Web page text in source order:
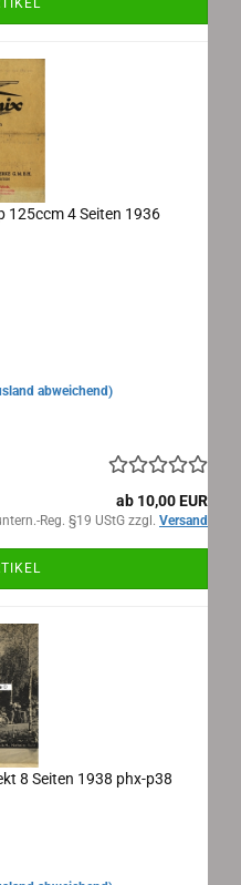
125ccm 4 Seiten 1936
abweichend)
ab 10,00 EUR
Reg. §19 UStG zzgl. Versand
8 Seiten 1938 phx-p38